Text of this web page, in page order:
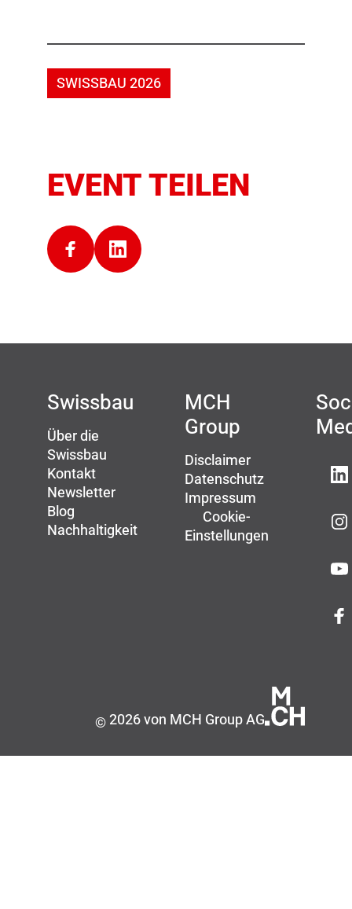
SWISSBAU 2026
EVENT TEILEN
Swissbau
Über die
Swissbau
Kontakt
Newsletter
Blog
Nachhaltigkeit
MCH
Group
Disclaimer
Datenschutz
Impressum
Cookie-
Einstellungen
©2026 von MCH Group AG